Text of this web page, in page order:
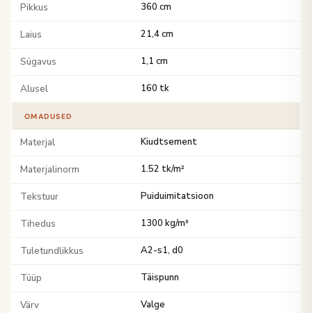
Pikkus 360 cm
Laius 21,4 cm
Sügavus 1,1 cm
Alusel 160 tk
OMADUSED
Materjal Kiudtsement
Materjalinorm 1.52 tk/m²
Tekstuur Puiduimitatsioon
Tihedus 1300 kg/m³
Tuletundlikkus A2-s1, d0
Tüüp Täispunn
Värv Valge